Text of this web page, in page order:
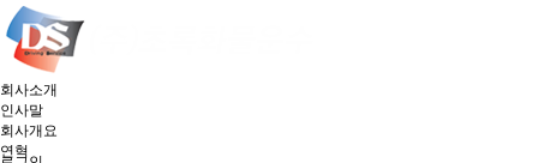
회사소개
인사말
회사개요
연혁